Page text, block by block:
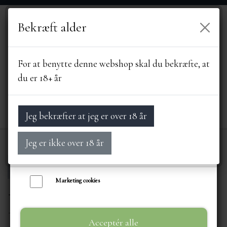
FORSIDE
SORTIMENT
Forside ERHVERVSSALG LIE GOURMET
LIE GOURMET
brugeroplevelse, til markedsføring og til at undersøge, hvordan vores
ved at trykke på linket 'Cookies' nederst på siden.
Nødvendige cookies
Funktionelle cookies
Statistik cookies
Marketing cookies
Acceptér alle
Bekræft alder
For at benytte denne webshop skal du bekræfte, at
du er 18+ år
Jeg bekræfter at jeg er over 18 år
Jeg er ikke over 18 år